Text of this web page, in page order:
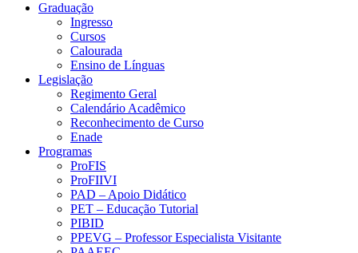
Graduação
Ingresso
Cursos
Calourada
Ensino de Línguas
Legislação
Regimento Geral
Calendário Acadêmico
Reconhecimento de Curso
Enade
Programas
ProFIS
ProFIIVI
PAD – Apoio Didático
PET – Educação Tutorial
PIBID
PPEVG – Professor Especialista Visitante